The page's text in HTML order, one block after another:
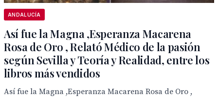
ANDALUCÍA
Así fue la Magna ,Esperanza Macarena
Rosa de Oro , Relató Médico de la pasión
según Sevilla y Teoría y Realidad, entre los
libros más vendidos
Así fue la Magna ,Esperanza Macarena Rosa de Oro ,